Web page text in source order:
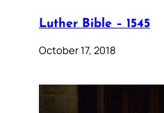
Luther Bible – 1545
October 17, 2018